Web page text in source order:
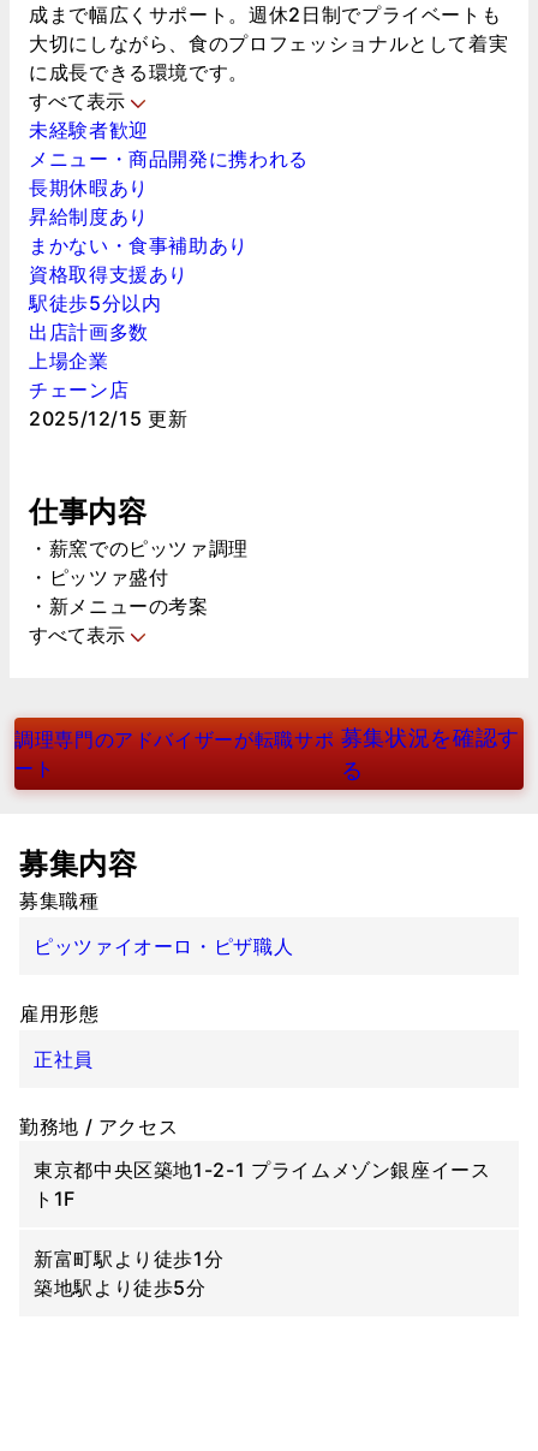
成まで幅広くサポート。週休2日制でプライベートも
大切にしながら、食のプロフェッショナルとして着実
に成長できる環境です。
すべて表示
未経験者歓迎
メニュー・商品開発に携われる
長期休暇あり
昇給制度あり
まかない・食事補助あり
資格取得支援あり
駅徒歩5分以内
出店計画多数
上場企業
チェーン店
2025/12/15 更新
仕事内容
・薪窯でのピッツァ調理
・ピッツァ盛付
・新メニューの考案
すべて表示
調理専門のアドバイザーが転職サポ
ート
募集状況を確認す
る
募集内容
募集職種
ピッツァイオーロ・ピザ職人
雇用形態
正社員
勤務地 / アクセス
東京都中央区築地1-2-1 プライムメゾン銀座イース
ト1F
新富町駅より徒歩1分
築地駅より徒歩5分